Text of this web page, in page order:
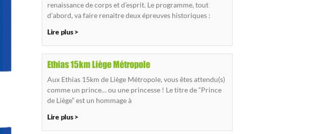
renaissance de corps et d’esprit. Le programme, tout
d’abord, va faire renaitre deux épreuves historiques :
Lire plus >
Ethias 15km Liège Métropole
Aux Ethias 15km de Liège Métropole, vous êtes attendu(s)
comme un prince… ou une princesse ! Le titre de “Prince
de Liège” est un hommage à
Lire plus >